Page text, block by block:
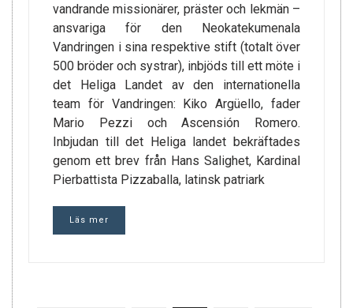
vandrande missionärer, präster och lekmän –
ansvariga för den Neokatekumenala
Vandringen i sina respektive stift (totalt över
500 bröder och systrar), inbjöds till ett möte i
det Heliga Landet av den internationella
team för Vandringen: Kiko Argüello, fader
Mario Pezzi och Ascensión Romero.
Inbjudan till det Heliga landet bekräftades
genom ett brev från Hans Salighet, Kardinal
Pierbattista Pizzaballa, latinsk patriark
Läs mer